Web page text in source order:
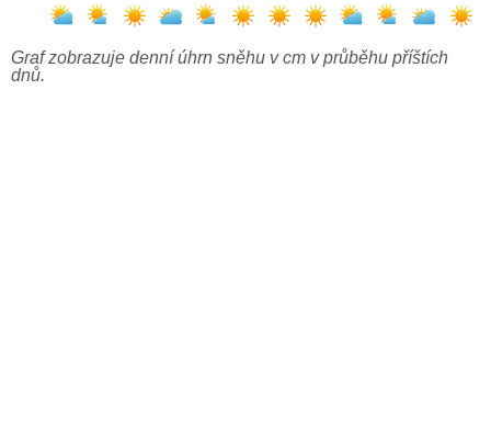
Graf zobrazuje denní úhrn sněhu v cm v průběhu příštích
dnů.